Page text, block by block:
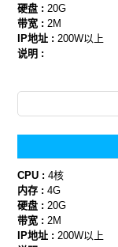
硬盘 :20G
带宽 :2M
IP地址 :200W以上
说明 :
CPU :4核
内存 :4G
硬盘 : 20G
带宽 : 2M
IP地址 : 200W以上